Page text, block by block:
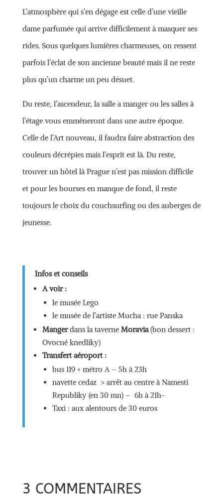
L’atmosphère qui s’en dégage est celle d’une vieille
dame parfumée qui arrive difficilement à masquer ses
rides. Sous quelques lumières charmeuses, on ressent
parfois l’éclat de son ancienne beauté mais il ne reste
plus qu’un charme un peu désuet.
Du reste, l’ascendeur, la salle a manger ou les salles à
l’étage vous emmèneront dans une autre époque.
Celle de l’Art nouveau, il faudra faire abstraction des
couleurs décrépies mais l’esprit est là. Du reste,
trouver un hôtel là Prague n’est pas mission difficile
et pour les bourses en manque de fond, il reste
toujours le choix du couchsurfing ou des auberges de
jeunesse.
Infos et conseils
A voir :
le musée Lego
le musée de l’artiste Mucha : rue Panska
Mangerdans la taverne Moravia(bon dessert :
Ovocné knedlíky)
Transfert aéroport :
bus 119 + métro A – 5h à 23h
navette cedaz > arrêt au centre à Namesti
Republiky (en 30 mn) – 6h à 21h-
Taxi : aux alentours de 30 euros
3 COMMENTAIRES